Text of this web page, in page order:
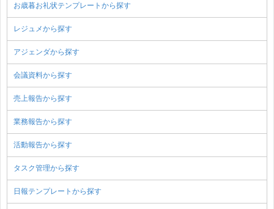
お歳暮お礼状テンプレートから探す
レジュメから探す
アジェンダから探す
会議資料から探す
売上報告から探す
業務報告から探す
活動報告から探す
タスク管理から探す
日報テンプレートから探す